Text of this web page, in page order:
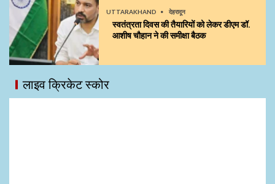
UTTARAKHAND देहरादून
स्वतंत्रता दिवस की तैयारियों को लेकर डीएम डॉ.
आशीष चौहान ने की समीक्षा बैठक
लाइव क्रिकेट स्कोर